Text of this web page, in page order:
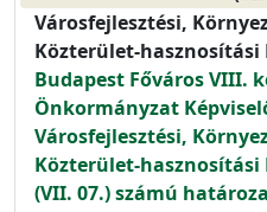
Városfejlesztési,
Közterület-
Budapest Főváros VIII.
Önkormányzat
Városfejlesztési,
Közterület-hasznosítási
(VII. 07.) számú